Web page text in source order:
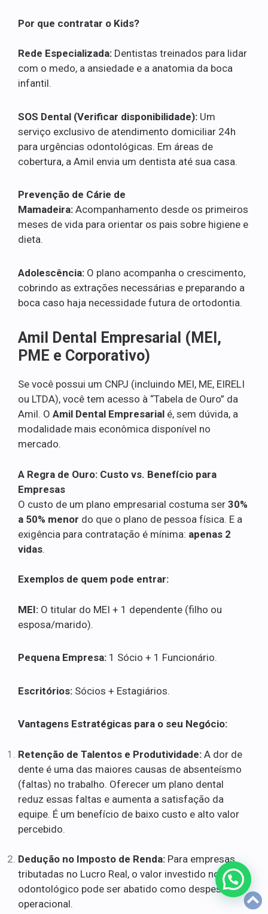
Por que contratar o Kids?
Rede Especializada: Dentistas treinados para lidar
com o medo, a ansiedade e a anatomia da boca
infantil.
SOS Dental (Verificar disponibilidade): Um
serviço exclusivo de atendimento domiciliar 24h
para urgências odontológicas. Em áreas de
cobertura, a Amil envia um dentista até sua casa.
Prevenção de Cárie de
Mamadeira: Acompanhamento desde os primeiros
meses de vida para orientar os pais sobre higiene e
dieta.
Adolescência: O plano acompanha o crescimento,
cobrindo as extrações necessárias e preparando a
boca caso haja necessidade futura de ortodontia.
Amil Dental Empresarial (MEI,
PME e Corporativo)
Se você possui um CNPJ (incluindo MEI, ME, EIRELI
ou LTDA), você tem acesso à “Tabela de Ouro” da
Amil. O Amil Dental Empresarial é, sem dúvida, a
modalidade mais econômica disponível no
mercado.
A Regra de Ouro: Custo vs. Benefício para
Empresas
O custo de um plano empresarial costuma ser 30%
a 50% menor do que o plano de pessoa física. E a
exigência para contratação é mínima: apenas 2
vidas.
Exemplos de quem pode entrar:
MEI: O titular do MEI + 1 dependente (filho ou
esposa/marido).
Pequena Empresa: 1 Sócio + 1 Funcionário.
Escritórios: Sócios + Estagiários.
Vantagens Estratégicas para o seu Negócio:
Retenção de Talentos e Produtividade: A dor de
dente é uma das maiores causas de absenteísmo
(faltas) no trabalho. Oferecer um plano dental
reduz essas faltas e aumenta a satisfação da
equipe. É um benefício de baixo custo e alto valor
percebido.
Dedução no Imposto de Renda: Para empresas
tributadas no Lucro Real, o valor investido no plano
odontológico pode ser abatido como despesa
operacional.